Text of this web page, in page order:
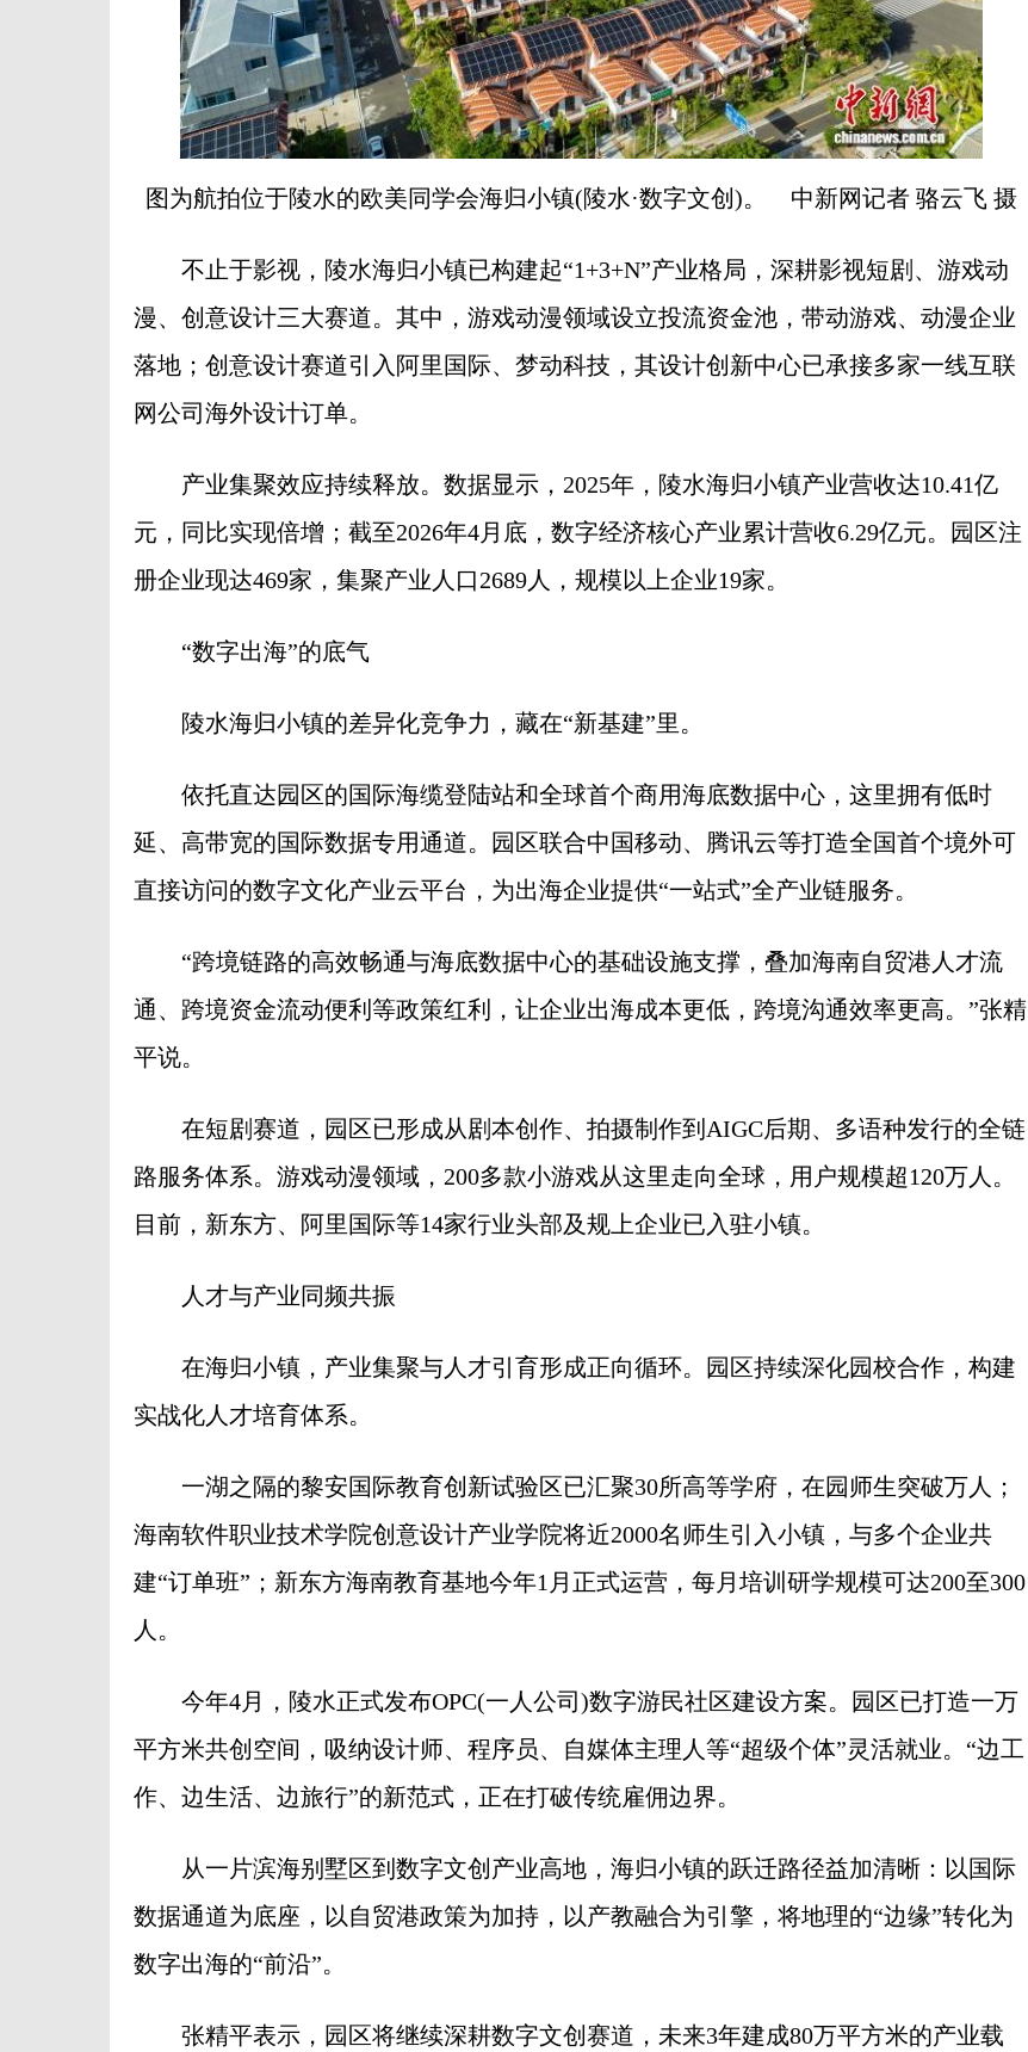
图为航拍位于陵水的欧美同学会海归小镇(陵水·数字文创)。 中新网记者 骆云飞 摄
不止于影视，陵水海归小镇已构建起“1+3+N”产业格局，深耕影视短剧、游戏动
漫、创意设计三大赛道。其中，游戏动漫领域设立投流资金池，带动游戏、动漫企业
落地；创意设计赛道引入阿里国际、梦动科技，其设计创新中心已承接多家一线互联
网公司海外设计订单。
产业集聚效应持续释放。数据显示，2025年，陵水海归小镇产业营收达10.41亿
元，同比实现倍增；截至2026年4月底，数字经济核心产业累计营收6.29亿元。园区注
册企业现达469家，集聚产业人口2689人，规模以上企业19家。
“数字出海”的底气
陵水海归小镇的差异化竞争力，藏在“新基建”里。
依托直达园区的国际海缆登陆站和全球首个商用海底数据中心，这里拥有低时
延、高带宽的国际数据专用通道。园区联合中国移动、腾讯云等打造全国首个境外可
直接访问的数字文化产业云平台，为出海企业提供“一站式”全产业链服务。
“跨境链路的高效畅通与海底数据中心的基础设施支撑，叠加海南自贸港人才流
通、跨境资金流动便利等政策红利，让企业出海成本更低，跨境沟通效率更高。”张精
平说。
在短剧赛道，园区已形成从剧本创作、拍摄制作到AIGC后期、多语种发行的全链
路服务体系。游戏动漫领域，200多款小游戏从这里走向全球，用户规模超120万人。
目前，新东方、阿里国际等14家行业头部及规上企业已入驻小镇。
人才与产业同频共振
在海归小镇，产业集聚与人才引育形成正向循环。园区持续深化园校合作，构建
实战化人才培育体系。
一湖之隔的黎安国际教育创新试验区已汇聚30所高等学府，在园师生突破万人；
海南软件职业技术学院创意设计产业学院将近2000名师生引入小镇，与多个企业共
建“订单班”；新东方海南教育基地今年1月正式运营，每月培训研学规模可达200至300
人。
今年4月，陵水正式发布OPC(一人公司)数字游民社区建设方案。园区已打造一万
平方米共创空间，吸纳设计师、程序员、自媒体主理人等“超级个体”灵活就业。“边工
作、边生活、边旅行”的新范式，正在打破传统雇佣边界。
从一片滨海别墅区到数字文创产业高地，海归小镇的跃迁路径益加清晰：以国际
数据通道为底座，以自贸港政策为加持，以产教融合为引擎，将地理的“边缘”转化为
数字出海的“前沿”。
张精平表示，园区将继续深耕数字文创赛道，未来3年建成80万平方米的产业载